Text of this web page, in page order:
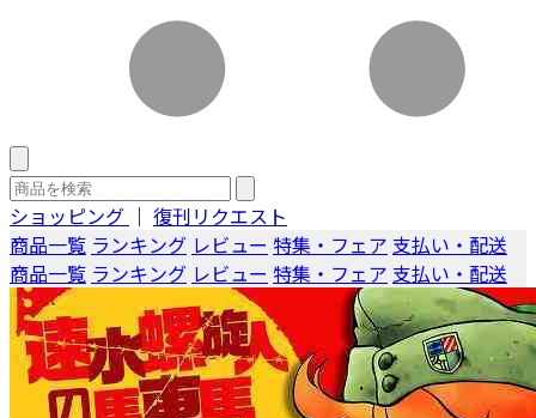
ショッピング ｜ 復刊リクエスト
商品一覧 ランキング レビュー 特集・フェア 支払い・配送
商品一覧 ランキング レビュー 特集・フェア 支払い・配送